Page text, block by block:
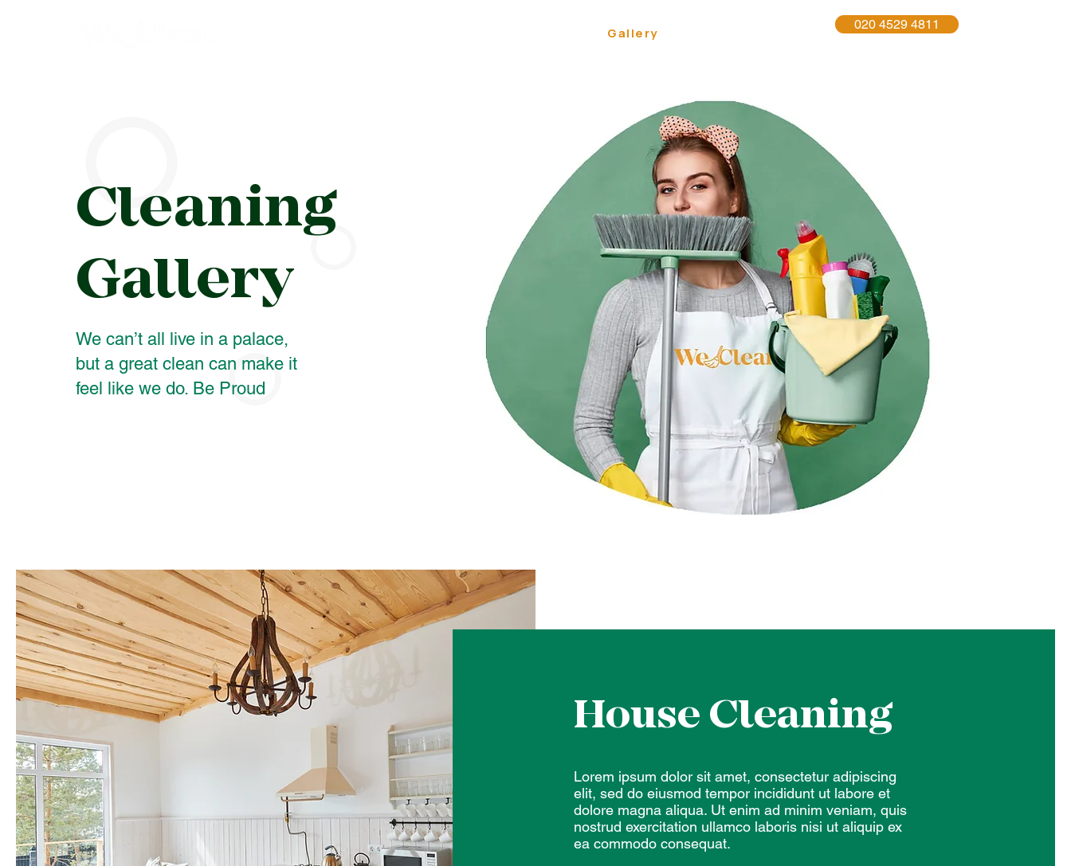
Gallery
020 4529 4811
House Cleaning
Lorem ipsum dolor sit amet, consectetur adipiscing
elit, sed do eiusmod tempor incididunt ut labore et
dolore magna aliqua. Ut enim ad minim veniam, quis
nostrud exercitation ullamco laboris nisi ut aliquip ex
ea commodo consequat.
Cleaning
Gallery
We can’t all live in a palace,
but a great clean can make it
feel like we do. Be Proud